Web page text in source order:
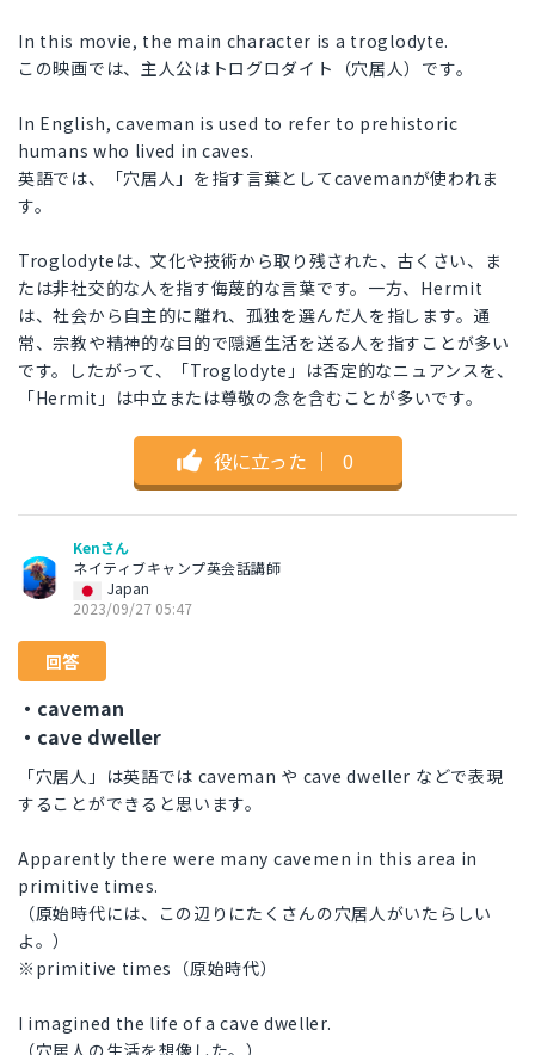
In this movie, the main character is a troglodyte.
この映画では、主人公はトログロダイト（穴居人）です。
In English, caveman is used to refer to prehistoric
humans who lived in caves.
英語では、「穴居人」を指す言葉としてcavemanが使われま
す。
Troglodyteは、文化や技術から取り残された、古くさい、ま
たは非社交的な人を指す侮蔑的な言葉です。一方、Hermit
は、社会から自主的に離れ、孤独を選んだ人を指します。通
常、宗教や精神的な目的で隠遁生活を送る人を指すことが多い
です。したがって、「Troglodyte」は否定的なニュアンスを、
「Hermit」は中立または尊敬の念を含むことが多いです。
役に立った ｜ 0
Kenさん
ネイティブキャンプ英会話講師
Japan
2023/09/27 05:47
回答
・caveman
・cave dweller
「穴居人」は英語では caveman や cave dweller などで表現
することができると思います。
Apparently there were many cavemen in this area in
primitive times.
（原始時代には、この辺りにたくさんの穴居人がいたらしい
よ。）
※primitive times（原始時代）
I imagined the life of a cave dweller.